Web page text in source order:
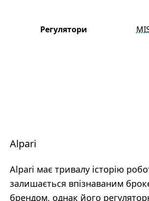
Регулятори
Alpari
Alpari має тривалу історію
залишається впізнаваним
брендом, однак його